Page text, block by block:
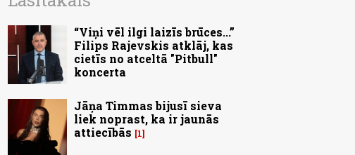
“Viņi vēl ilgi laizīs brūces...”
Filips Rajevskis atklāj, kas
cietīs no atceltā "Pitbull"
koncerta
Jāņa Timmas bijusī sieva
liek noprast, ka ir jaunās
attiecībās
1